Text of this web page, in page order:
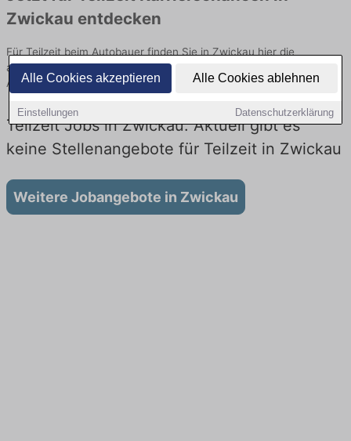
Alle Cookies akzeptieren Alle Cookies ablehnen
Einstellungen Datenschutzerklärung
Zwickau entdecken
Für Teilzeit beim Autobauer finden Sie in Zwickau hier die
aktuellsten Angebote. Entdecken Sie freie Optionen von Top-
Arbeitgebern und bewerben Sie sich noch heute.
Teilzeit Jobs in Zwickau: Aktuell gibt es
keine Stellenangebote für Teilzeit in Zwickau
Weitere Jobangebote in Zwickau